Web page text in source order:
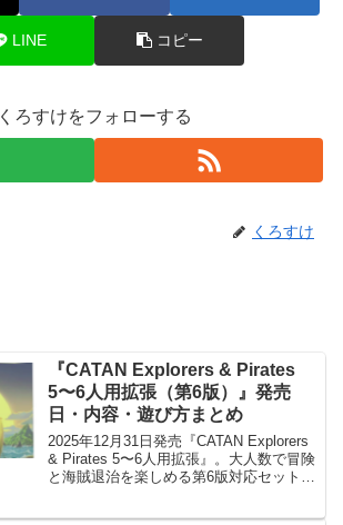
LINE コピー
くろすけをフォローする
くろすけ
『CATAN Explorers & Pirates
5〜6人用拡張（第6版）』発売
日・内容・遊び方まとめ
2025年12月31日発売『CATAN Explorers
& Pirates 5〜6人用拡張』。大人数で冒険
と海賊退治を楽しめる第6版対応セットの